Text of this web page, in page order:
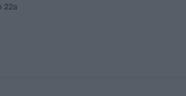
22a